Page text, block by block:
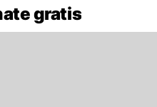
gratis